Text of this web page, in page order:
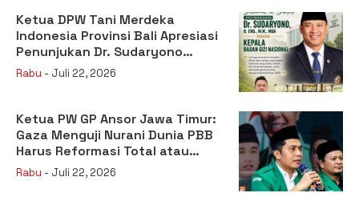
Ketua DPW Tani Merdeka
Indonesia Provinsi Bali Apresiasi
Penunjukan Dr. Sudaryono
sebagai Kepala Badan Gizi
Rabu - Juli 22, 2026
Ketua PW GP Ansor Jawa Timur:
Gaza Menguji Nurani Dunia PBB
Harus Reformasi Total atau
Kehilangan Legitimasi
Rabu - Juli 22, 2026